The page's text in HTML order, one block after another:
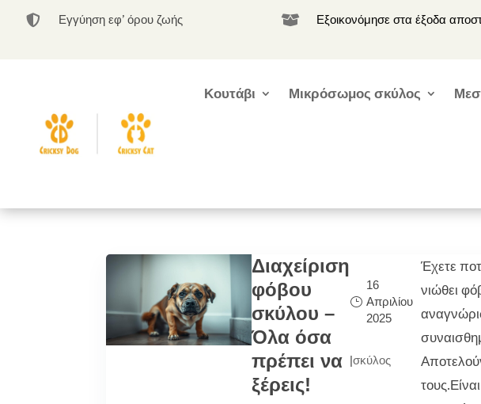
 Εγγύηση εφ’ όρου ζωής  Εξοικονόμησε στα έξοδα
Κουτάβι Μικρόσωμος σκύλος
Διαχείριση
φόβου
σκύλου –
Όλα όσα
πρέπει να
ξέρεις!
16
Απριλίου
2025
|σκύλος
Έχετε
νιώθει